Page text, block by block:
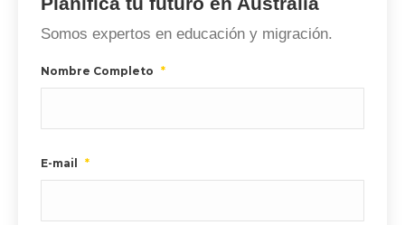
Somos expertos en educación y migración.
Nombre Completo *
E-mail *